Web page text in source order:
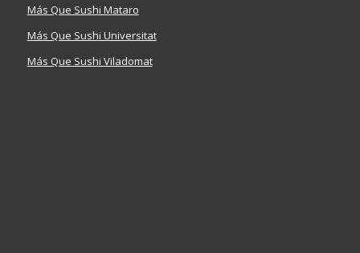
Más Que Sushi Mataro
Más Que Sushi Universitat
Más Que Sushi Viladomat